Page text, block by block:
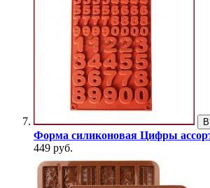
Форма силиконовая Цифры
449 руб.